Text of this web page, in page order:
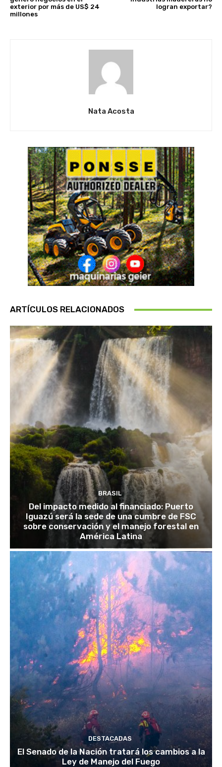
exterior por más de US$ 24
millones
logran exportar?
Nata Acosta
ARTÍCULOS RELACIONADOS
BRASIL
Del impacto medido al financiado: Puerto
Iguazú será la sede de una cumbre de FSC
sobre conservación y el manejo forestal en
América Latina
DESTACADAS
El Senado de la Nación tratará los cambios a la
Ley de Manejo del Fuego